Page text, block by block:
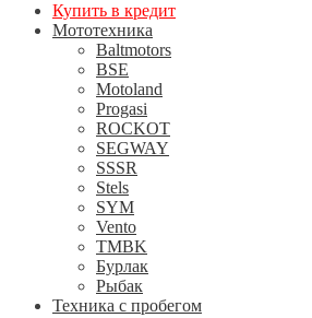
Купить в кредит
Мототехника
Baltmotors
BSE
Motoland
Progasi
ROCKOT
SEGWAY
SSSR
Stels
SYM
Vento
TMBK
Бурлак
Рыбак
Техника с пробегом